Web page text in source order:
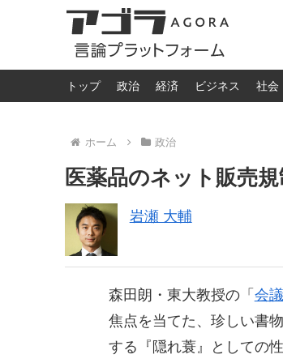
トップ 政治 経済 ビジネス 社会
ホーム 政治
医薬品のネット販売規
岩瀬 大輔
森田朗・東大教授の「 会
焦点を当てた、珍しい書
する『隠れ蓑』としての